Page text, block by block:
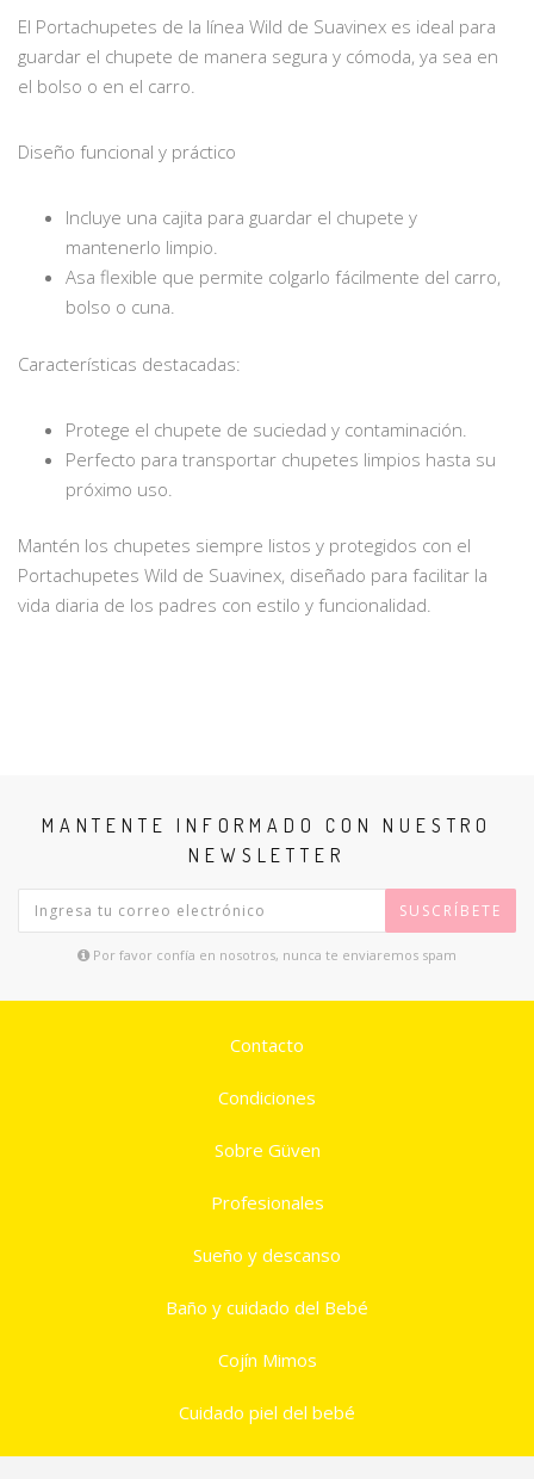
El Portachupetes de la línea Wild de Suavinex es ideal para
guardar el chupete de manera segura y cómoda, ya sea en
el bolso o en el carro.
Diseño funcional y práctico
Incluye una cajita para guardar el chupete y
mantenerlo limpio.
Asa flexible que permite colgarlo fácilmente del carro,
bolso o cuna.
Características destacadas:
Protege el chupete de suciedad y contaminación.
Perfecto para transportar chupetes limpios hasta su
próximo uso.
Mantén los chupetes siempre listos y protegidos con el
Portachupetes Wild de Suavinex, diseñado para facilitar la
vida diaria de los padres con estilo y funcionalidad.
MANTENTE INFORMADO CON NUESTRO
NEWSLETTER
SUSCRÍBETE
Por favor confía en nosotros, nunca te enviaremos spam
Contacto
Condiciones
Sobre Güven
Profesionales
Sueño y descanso
Baño y cuidado del Bebé
Cojín Mimos
Cuidado piel del bebé